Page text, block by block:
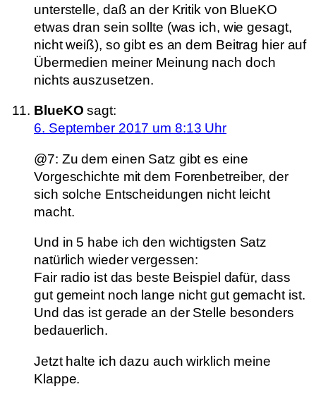
unterstelle, daß an der Kritik von BlueKO
etwas dran sein sollte (was ich, wie gesagt,
nicht weiß), so gibt es an dem Beitrag hier auf
Übermedien meiner Meinung nach doch
nichts auszusetzen.
BlueKO sagt:
6. September 2017 um 8:13 Uhr
@7: Zu dem einen Satz gibt es eine
Vorgeschichte mit dem Forenbetreiber, der
sich solche Entscheidungen nicht leicht
macht.
Und in 5 habe ich den wichtigsten Satz
natürlich wieder vergessen:
Fair radio ist das beste Beispiel dafür, dass
gut gemeint noch lange nicht gut gemacht ist.
Und das ist gerade an der Stelle besonders
bedauerlich.
Jetzt halte ich dazu auch wirklich meine
Klappe.